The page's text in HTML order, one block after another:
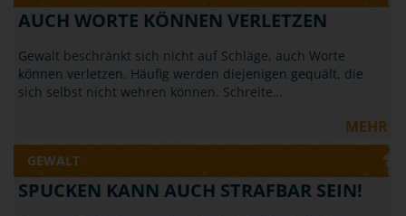
AUCH WORTE KÖNNEN VERLETZEN
Gewalt beschränkt sich nicht auf Schläge, auch Worte
können verletzen. Häufig werden diejenigen gequält, die
sich selbst nicht wehren können. Schreite…
MEHR
GEWALT
SPUCKEN KANN AUCH STRAFBAR SEIN!